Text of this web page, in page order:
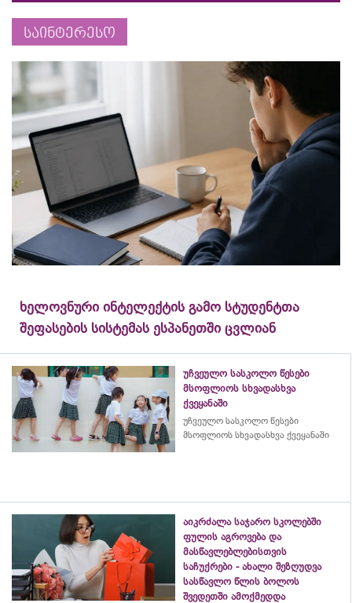
საინტერესო
ხელოვნური ინტელექტის გამო სტუდენტთა
შეფასების სისტემას ესპანეთში ცვლიან
უჩვეულო სასკოლო წესები
მსოფლიოს სხვადასხვა
ქვეყანაში
უჩვეულო სასკოლო წესები
მსოფლიოს სხვადასხვა ქვეყანაში
აიკრძალა საჯარო სკოლებში
ფულის აგროვება და
მასწავლებლებისთვის
საჩუქრები - ახალი შეზღუდვა
სასწავლო წლის ბოლოს
შვედეთში ამოქმედდა